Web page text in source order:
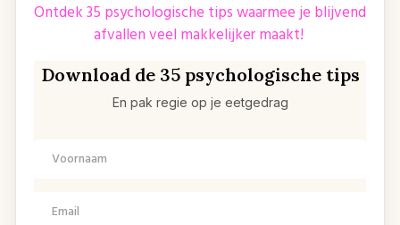
Ontdek 35 psychologische tips waarmee je blijvend
afvallen veel makkelijker maakt!
Download de 35 psychologische tips
En pak regie op je eetgedrag